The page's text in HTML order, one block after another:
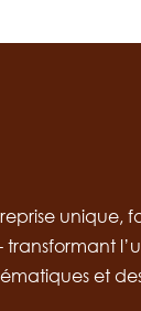
unique,
transformant
et